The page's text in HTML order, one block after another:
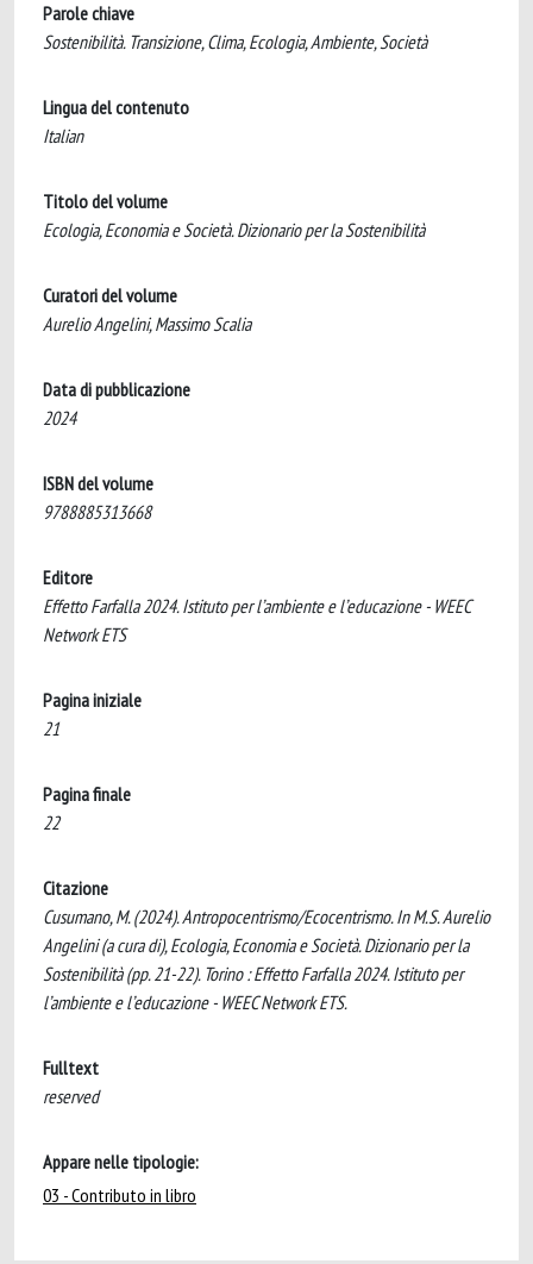
Parole chiave
Sostenibilità. Transizione, Clima, Ecologia, Ambiente, Società
Lingua del contenuto
Italian
Titolo del volume
Ecologia, Economia e Società. Dizionario per la Sostenibilità
Curatori del volume
Aurelio Angelini, Massimo Scalia
Data di pubblicazione
2024
ISBN del volume
9788885313668
Editore
Effetto Farfalla 2024. Istituto per l’ambiente e l’educazione - WEEC
Network ETS
Pagina iniziale
21
Pagina finale
22
Citazione
Cusumano, M. (2024). Antropocentrismo/Ecocentrismo. In M.S. Aurelio
Angelini (a cura di), Ecologia, Economia e Società. Dizionario per la
Sostenibilità (pp. 21-22). Torino : Effetto Farfalla 2024. Istituto per
l’ambiente e l’educazione - WEEC Network ETS.
Fulltext
reserved
Appare nelle tipologie:
03 - Contributo in libro